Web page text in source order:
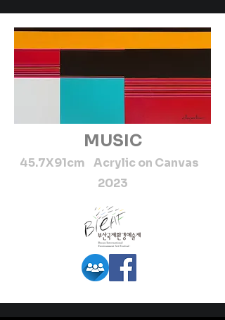
MUSIC
45.7X91cm Acrylic on Canvas
2023